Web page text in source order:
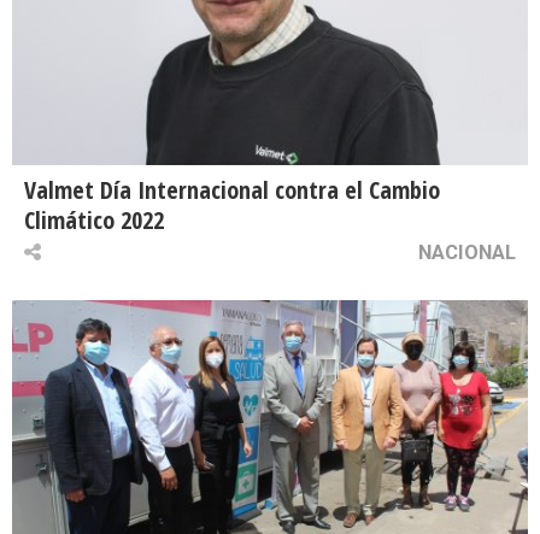
Valmet Día Internacional contra el Cambio
Climático 2022
NACIONAL